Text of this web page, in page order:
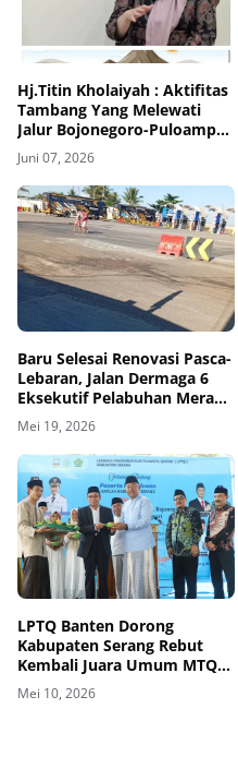
Hj.Titin Kholaiyah : Aktifitas
Tambang Yang Melewati
Jalur Bojonegoro-Puloampel
Udaranya Sudah Tidak Sehat
Juni 07, 2026
Baru Selesai Renovasi Pasca-
Lebaran, Jalan Dermaga 6
Eksekutif Pelabuhan Merak
Kembali Rusak Parah
Mei 19, 2026
LPTQ Banten Dorong
Kabupaten Serang Rebut
Kembali Juara Umum MTQ
Tingkat Provinsi
Mei 10, 2026